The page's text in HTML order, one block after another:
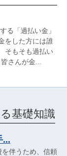
る「過払い金」
をした方には誰
そもそも過払い
さんが金...
基礎知識
...
伴うため、信頼